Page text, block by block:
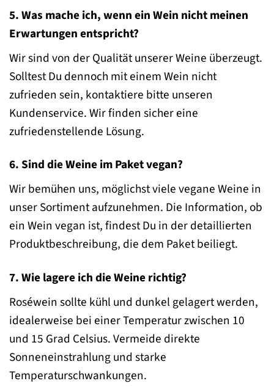
5. Was mache ich, wenn ein Wein nicht meinen
Erwartungen entspricht?
Wir sind von der Qualität unserer Weine überzeugt.
Solltest Du dennoch mit einem Wein nicht
zufrieden sein, kontaktiere bitte unseren
Kundenservice. Wir finden sicher eine
zufriedenstellende Lösung.
6. Sind die Weine im Paket vegan?
Wir bemühen uns, möglichst viele vegane Weine in
unser Sortiment aufzunehmen. Die Information, ob
ein Wein vegan ist, findest Du in der detaillierten
Produktbeschreibung, die dem Paket beiliegt.
7. Wie lagere ich die Weine richtig?
Roséwein sollte kühl und dunkel gelagert werden,
idealerweise bei einer Temperatur zwischen 10
und 15 Grad Celsius. Vermeide direkte
Sonneneinstrahlung und starke
Temperaturschwankungen.